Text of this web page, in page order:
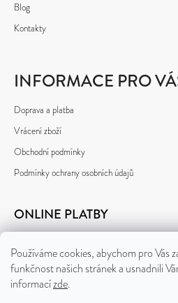
Používáme cookies, abychom pro Vás
funkčnost našich stránek a usnadnili
informacízde.
Blog
Kontakty
INFORMACE PRO
Doprava a platba
Vrácení zboží
Obchodní podmínky
Podmínky ochrany osobních údajů
ONLINE PLATBY